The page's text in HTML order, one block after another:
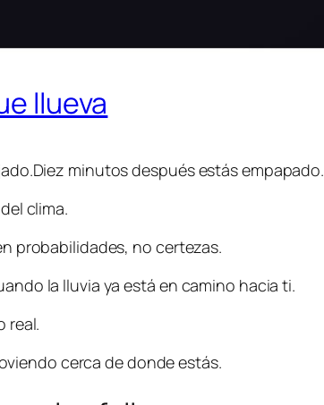
llueva
minutos después estás empapado.
clima.
probabilidades, no certezas.
la lluvia ya está en camino hacia ti.
real.
cerca de donde estás.